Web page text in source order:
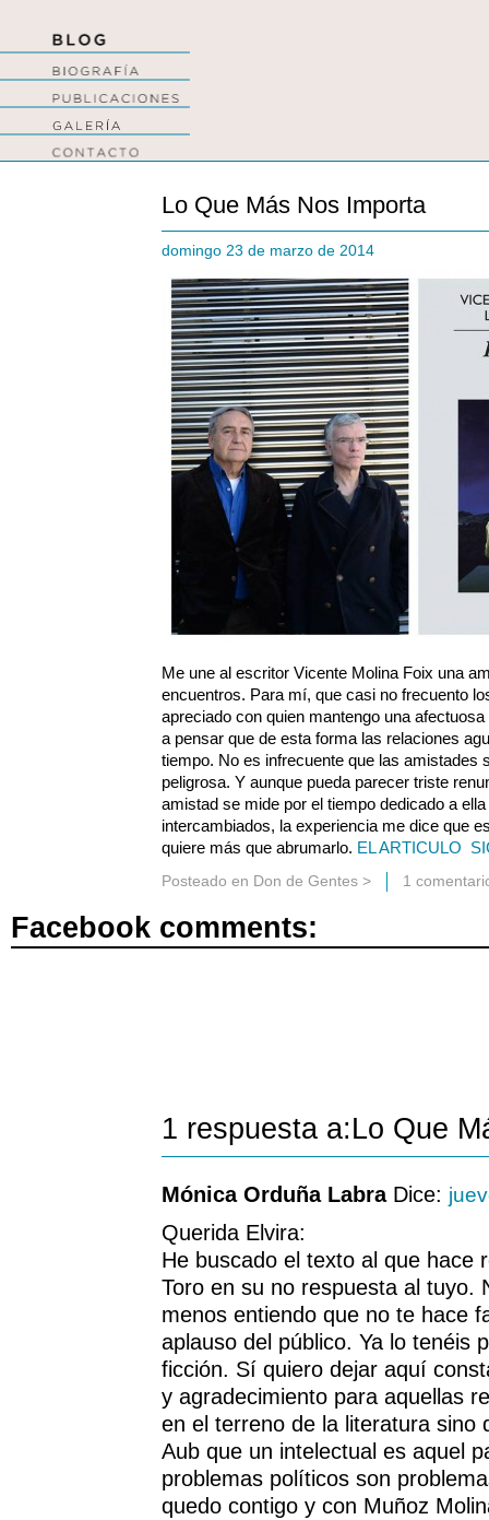
Lo Que Más Nos Importa
domingo 23 de marzo de 2014
Me une al escritor Vicente Molina Foix una
encuentros. Para mí, que casi no frecuento
apreciado con quien mantengo una
a pensar que de esta forma las relaciones
tiempo. No es infrecuente que las amistades
peligrosa. Y aunque pueda parecer triste
amistad se mide por el tiempo dedicado a
intercambiados, la experiencia me dice que
quiere más que abrumarlo. EL ARTICULO
Posteado en Don de Gentes > 1
Facebook comments:
1 respuesta a:Lo Que
Mónica Orduña LabraDice:
Querida Elvira:
He buscado el texto al que hace
Toro en su no respuesta al tuyo.
menos entiendo que no te hace
aplauso del público. Ya lo tenéis
ficción. Sí quiero dejar aquí
y agradecimiento para aquellas
en el terreno de la literatura sino
Aub que un intelectual es aquel
problemas políticos son
quedo contigo y con Muñoz